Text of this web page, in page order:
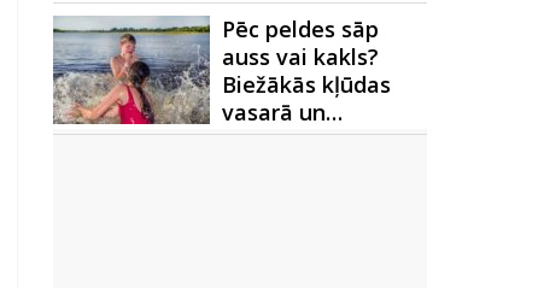
Pēc peldes sāp
auss vai kakls?
Biežākās kļūdas
vasarā un…